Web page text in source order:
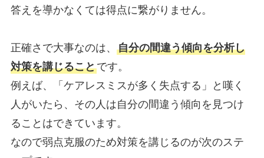
答えを導かなくては得点に繋がりません。
正確さで大事なのは、 自分の間違う傾向を分析し
対策を講じることです。
例えば、「ケアレスミスが多く失点する」と嘆く
人がいたら、その人は自分の間違う傾向を見つけ
ることはできています。
なので弱点克服のため対策を講じるのが次のステ